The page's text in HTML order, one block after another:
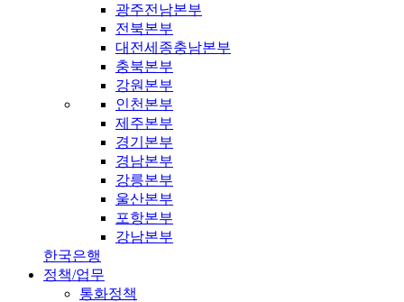
광주전남본부
전북본부
대전세종충남본부
충북본부
강원본부
인천본부
제주본부
경기본부
경남본부
강릉본부
울산본부
포항본부
강남본부
한국은행
정책/업무
통화정책